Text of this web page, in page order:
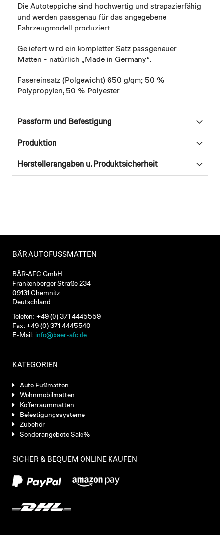
Die Autoteppiche sind hochwertig und strapazierfähig
und werden passgenau für das angegebene
Fahrzeugmodell produziert.
Geliefert wird ein kompletter Satz passgenauer
Matten - natürlich „Made in Germany“.
Fasereinsatz (Polgewicht) 650 g/qm; 50 %
Polypropylen, 50 % Polyester
Passform und Befestigung
Produktion
Herstellerangaben u. Produktsicherheit
BÄR AUTOFUSSMATTEN
BÄR-AFC GmbH
Frankenberger Straße 234
09131 Chemnitz
Deutschland
Telefon: +49 (0) 371 4445559
Fax: +49 (0) 371 4445540
E-Mail: info@baer-afc.de
KATEGORIEN
Auto Fußmatten
Wohnmobilmatten
Kofferraummatten
Befestigungssysteme
Zubehör
Sonderangebote Sale%
SICHER & BEQUEM ONLINE KAUFEN